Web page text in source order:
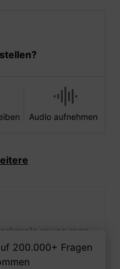
Audio aufnehmen
muss man
um in dem Job
200.000+ Fragen